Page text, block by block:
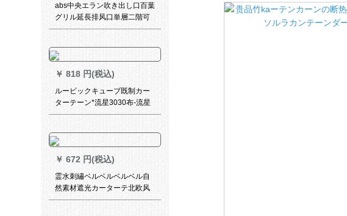
abs中央エラン吹き出し口百葉
グリル延長排风口単層二階可
調オタダカン回風マク単層シ
￥ 818 円(税込)
ルービックキューブ既制カー
ターテーン*流星3030布-流星
(灰色)1メトルオーダ·カーン価
￥ 672 円(税込)
霊水刺繡ベルベルベルベル自
然素材遮光カーターテ北欧风
インズ风の无いつぎわわわ厚